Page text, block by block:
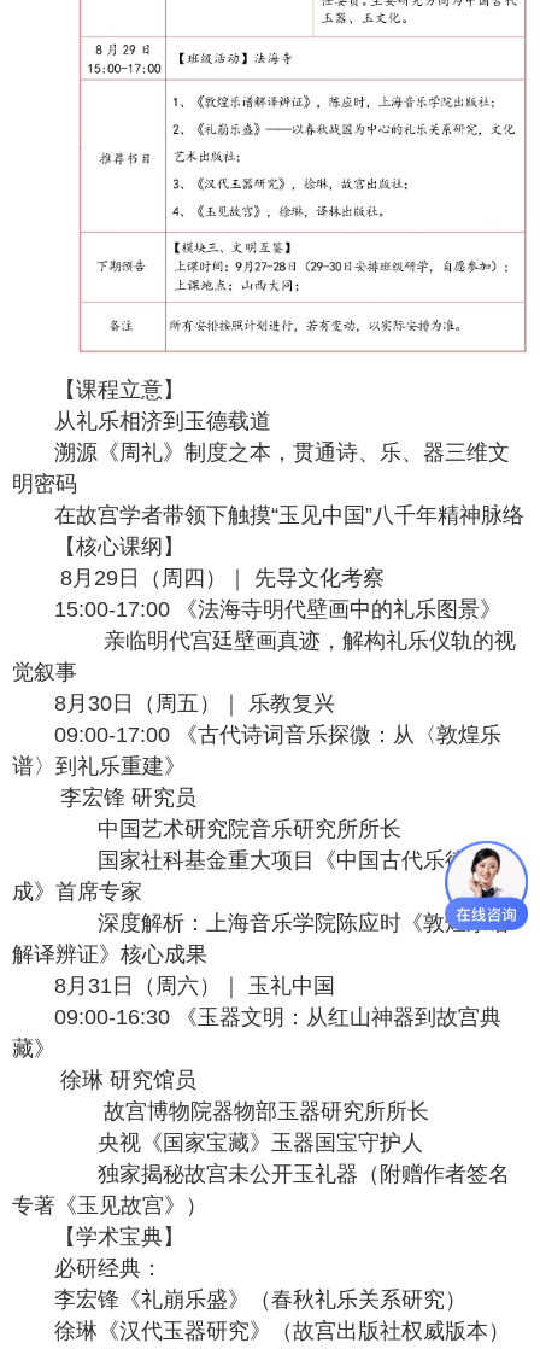
【课程立意】
从礼乐相济到玉德载道
溯源《周礼》制度之本，贯通诗、乐、器三维文
明密码
在故宫学者带领下触摸“玉见中国”八千年精神脉络
【核心课纲】
8月29日（周四）｜ 先导文化考察
15:00-17:00 《法海寺明代壁画中的礼乐图景》
亲临明代宫廷壁画真迹，解构礼乐仪轨的视
觉叙事
8月30日（周五）｜ 乐教复兴
09:00-17:00 《古代诗词音乐探微：从〈敦煌乐
谱〉到礼乐重建》
李宏锋 研究员
中国艺术研究院音乐研究所所长
国家社科基金重大项目《中国古代乐律学集
成》首席专家
深度解析：上海音乐学院陈应时《敦煌乐谱
解译辨证》核心成果
8月31日（周六）｜ 玉礼中国
09:00-16:30 《玉器文明：从红山神器到故宫典
藏》
徐琳 研究馆员
故宫博物院器物部玉器研究所所长
央视《国家宝藏》玉器国宝守护人
独家揭秘故宫未公开玉礼器（附赠作者签名
专著《玉见故宫》）
【学术宝典】
必研经典：
李宏锋《礼崩乐盛》（春秋礼乐关系研究）
徐琳《汉代玉器研究》（故宫出版社权威版本）